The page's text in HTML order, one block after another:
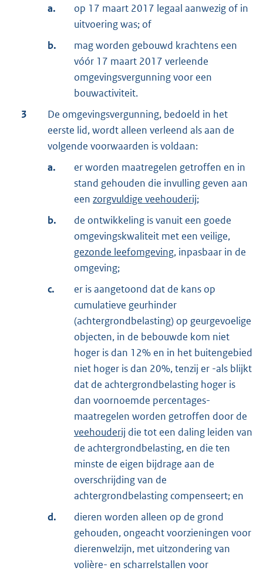
a.
op 17 maart 2017 legaal aanwezig of in
uitvoering was; of
b.
mag worden gebouwd krachtens een
vóór 17 maart 2017 verleende
omgevingsvergunning voor een
bouwactiviteit.
3
De omgevingsvergunning, bedoeld in het
eerste lid, wordt alleen verleend als aan de
volgende voorwaarden is voldaan:
a.
er worden maatregelen getroffen en in
stand gehouden die invulling geven aan
een zorgvuldige veehouderij;
b.
de ontwikkeling is vanuit een goede
omgevingskwaliteit met een veilige,
gezonde leefomgeving, inpasbaar in de
omgeving;
c.
er is aangetoond dat de kans op
cumulatieve geurhinder
(achtergrondbelasting) op geurgevoelige
objecten, in de bebouwde kom niet
hoger is dan 12% en in het buitengebied
niet hoger is dan 20%, tenzij er -als blijkt
dat de achtergrondbelasting hoger is
dan voornoemde percentages-
maatregelen worden getroffen door de
veehouderij die tot een daling leiden van
de achtergrondbelasting, en die ten
minste de eigen bijdrage aan de
overschrijding van de
achtergrondbelasting compenseert; en
d.
dieren worden alleen op de grond
gehouden, ongeacht voorzieningen voor
dierenwelzijn, met uitzondering van
volière- en scharrelstallen voor